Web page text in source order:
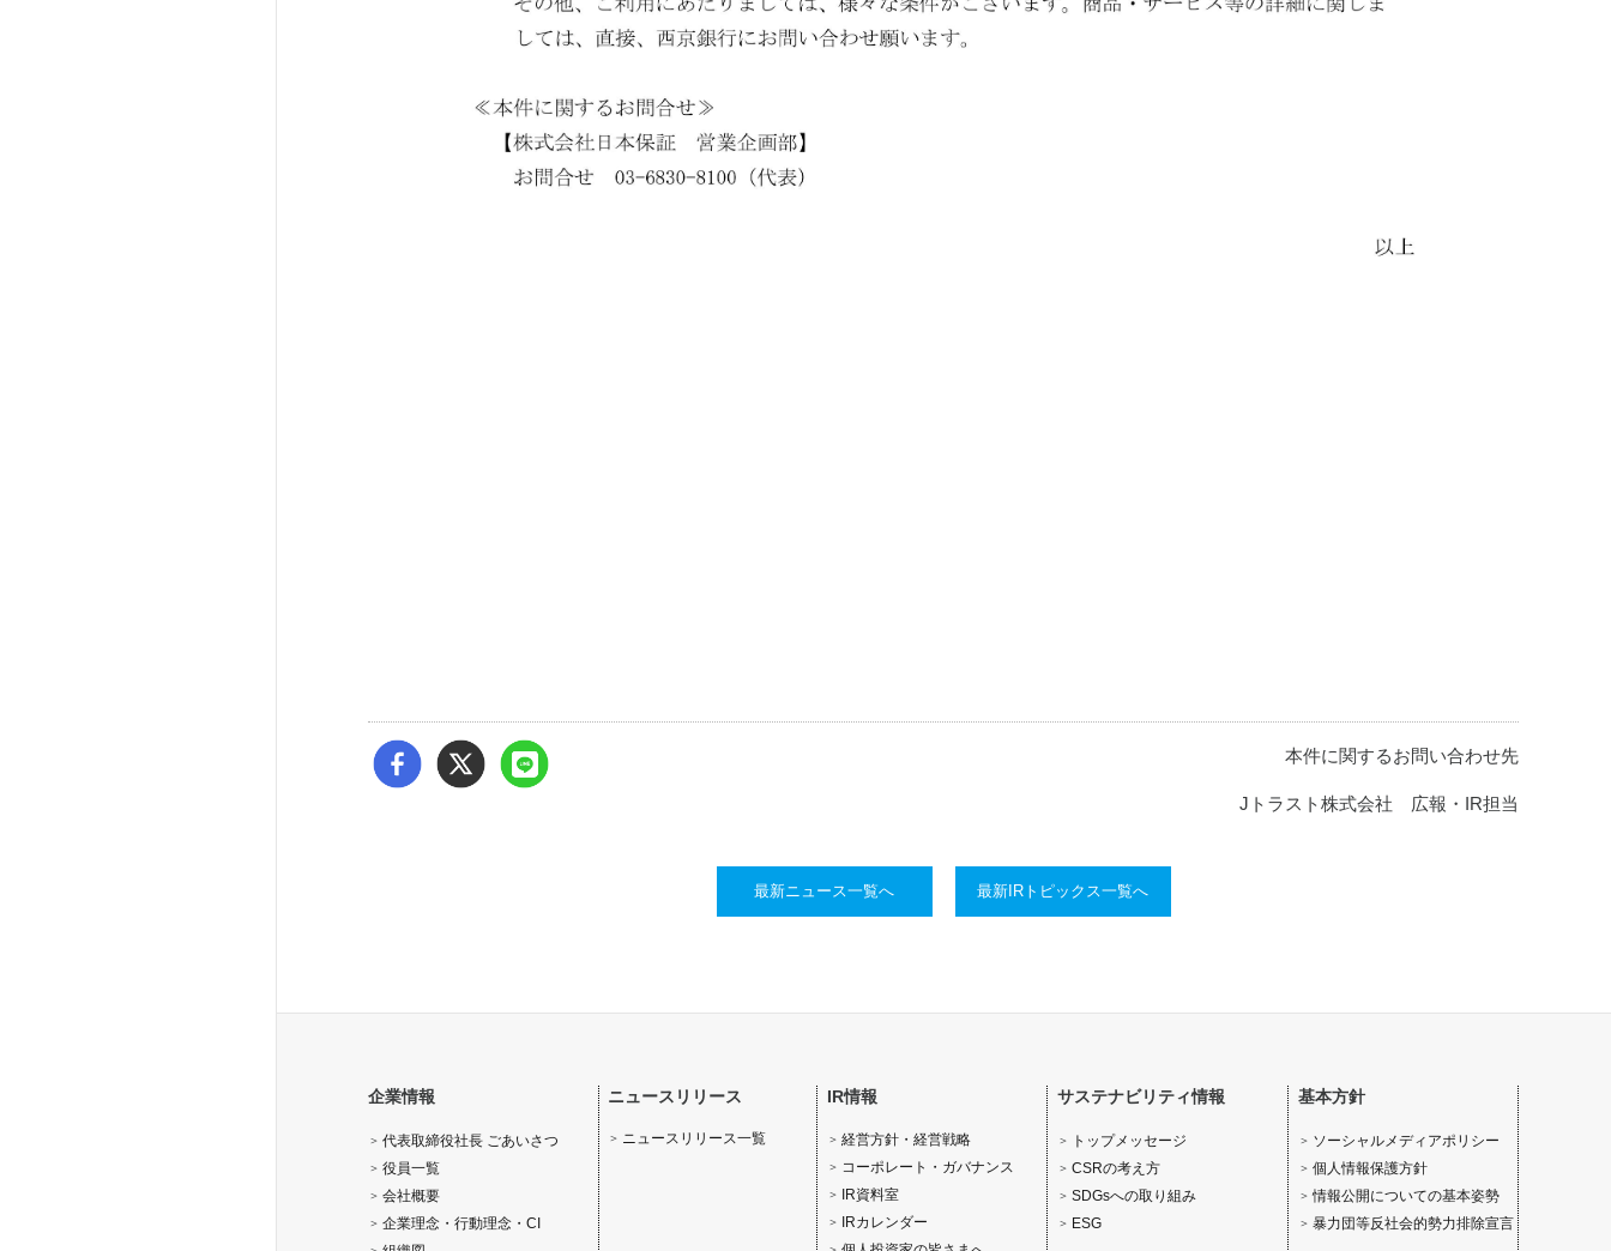
本件に関するお問い合わせ先
Jトラスト株式会社 広報・IR担当
最新ニュース一覧へ 最新IRトピックス一覧へ
企業情報
代表取締役社長 ごあいさつ
役員一覧
会社概要
企業理念・行動理念・CI
ニュースリリース
ニュースリリース一覧
IR情報
経営方針・経営戦略
コーポレート・ガバナンス
IR資料室
IRカレンダー
サステナビリティ情報
トップメッセージ
CSRの考え方
SDGsへの取り組み
ESG
基本方針
ソーシャルメディアポリシー
個人情報保護方針
情報公開についての基本姿勢
暴力団等反社会的勢力排除宣言